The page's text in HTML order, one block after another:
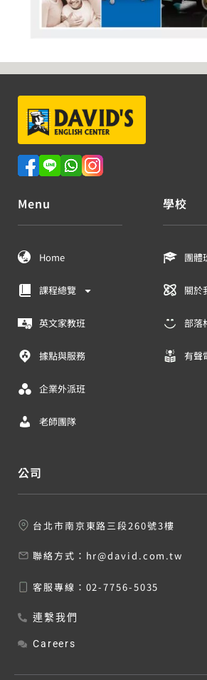
Menu
Home
課程總覽
英文家教班
據點與服務
企業外派班
老師團隊
學校
團體
關於
部落
有聲
公司
台北市南京東路三段260號3樓
聯絡方式： hr@david.com.tw
客服專線： 02-7756-5035
連繫我們
Careers